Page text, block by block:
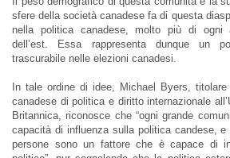
sfere della società canadese fa di questa
nella politica canadese, molto più di ogni
dell’est. Essa rappresenta dunque un
trascurabile nelle elezioni canadesi.
In tale ordine di idee, Michael Byers,
canadese di politica e diritto internazionale
Britannica, riconosce che “ogni grande
capacità di influenza sulla politica candese,
persone sono un fattore che è capace di